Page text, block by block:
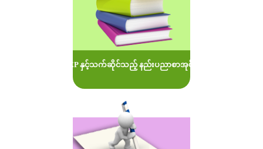
MOEP နှင့်သက်ဆိုင်သည့် နည်းပညာစာအုပ်များ